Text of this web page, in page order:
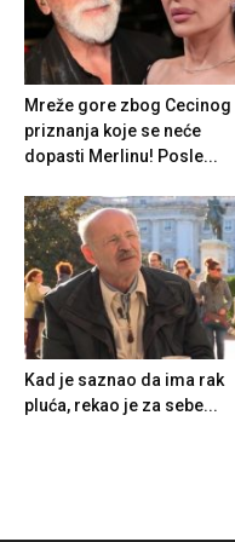
Mreže gore zbog Cecinog
priznanja koje se neće
dopasti Merlinu! Posle...
Kad je saznao da ima rak
pluća, rekao je za sebe...